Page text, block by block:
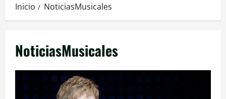
Inicio NoticiasMusicales
NoticiasMusicales